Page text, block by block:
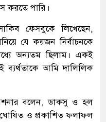
করতে পারি।
ফেসবুকে লিখেছেন,
যে কয়জন নির্বাচনকে
অন্যতম ছিলাম। একই
ব্যর্থতাকে আমি দালিলিক
বলেন, ডাকসু ও হল
ঘোষিত ও প্রকাশিত ফলাফল